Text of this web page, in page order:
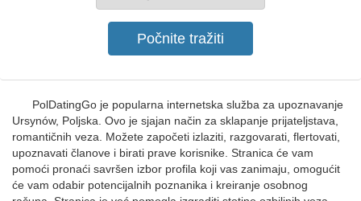
PolDatingGo je popularna internetska služba za upoznavanje
Ursynów, Poljska. Ovo je sjajan način za sklapanje prijateljstava,
romantičnih veza. Možete započeti izlaziti, razgovarati, flertovati,
upoznavati članove i birati prave korisnike. Stranica će vam
pomoći pronaći savršen izbor profila koji vas zanimaju, omogućit
će vam odabir potencijalnih poznanika i kreiranje osobnog